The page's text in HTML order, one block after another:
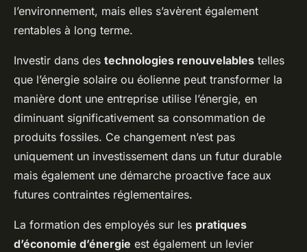
l’environnement, mais elles s’avèrent également
rentables à long terme.
Investir dans des technologies renouvelables telles
que l’énergie solaire ou éolienne peut transformer la
manière dont une entreprise utilise l’énergie, en
diminuant significativement sa consommation de
produits fossiles. Ce changement n’est pas
uniquement un investissement dans un futur durable
mais également une démarche proactive face aux
futures contraintes réglementaires.
La formation des employés sur les pratiques
d’économie d’énergie est également un levier